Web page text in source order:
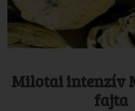
Milotai intenzív
fajta